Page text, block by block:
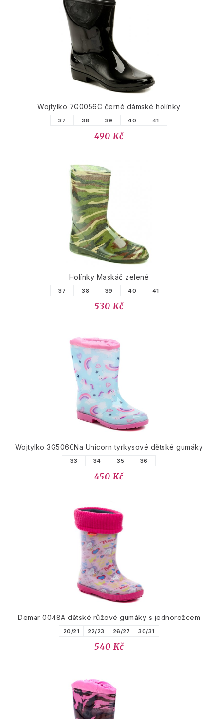
Wojtylko 7G0056C černé dámské holínky
37 38 39 40 41
490 Kč
Holínky Maskáč zelené
37 38 39 40 41
530 Kč
Wojtylko 3G5060Na Unicorn tyrkysové dětské gumáky
33 34 35 36
450 Kč
Demar 0048A dětské růžové gumáky s jednorožcem
20/21 22/23 26/27 30/31
540 Kč